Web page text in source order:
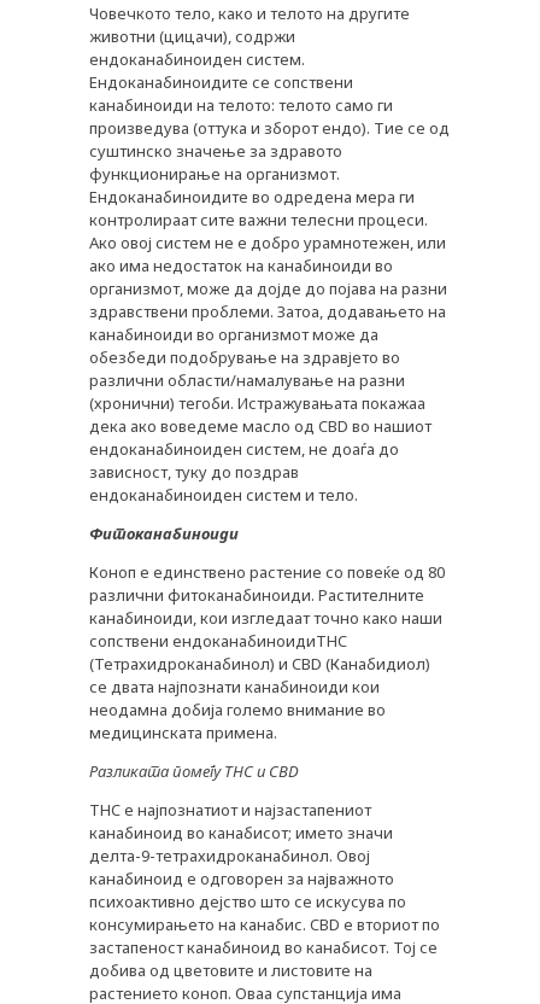
PLUSPHARMA
АПТЕКИ
ПРЕПОРАКИ
СОВЕТИ
СПИСАНИЕ
КАРИЕРА
КОНТАКТ
Човечкото тело, како и телото на другите
животни (цицачи), содржи
ендоканабиноиден систем.
Ендоканабиноидите се сопствени
канабиноиди на телото: телото само ги
произведува (оттука и зборот ендо). Тие се од
суштинско значење за здравото
функционирање на организмот.
Ендоканабиноидите во одредена мера ги
контролираат сите важни телесни процеси.
Ако овој систем не е добро урамнотежен, или
ако има недостаток на канабиноиди во
организмот, може да дојде до појава на разни
здравствени проблеми. Затоа, додавањето на
канабиноиди во организмот може да
обезбеди подобрување на здравјето во
различни области/намалување на разни
(хронични) тегоби. Истражувањата покажаа
дека ако воведеме масло од CBD во нашиот
ендоканабиноиден систем, не доаѓа до
зависност, туку до поздрав
ендоканабиноиден систем и тело.
Фитоканабиноиди
Коноп е единствено растение со повеќе од 80
различни фитоканабиноиди. Растителните
канабиноиди, кои изгледаат точно како наши
сопствени ендоканабиноидиTHC
(Тетрахидроканабинол) и CBD (Канабидиол)
се двата најпознати канабиноиди кои
неодамна добија големо внимание во
медицинската примена.
Разликатапомеѓу THC и CBD
THC е најпознатиот и најзастапениот
канабиноид во канабисот; името значи
делта-9-тетрахидроканабинол. Овој
канабиноид е одговорен за најважното
психоактивно дејство што се искусува по
консумирањето на канабис. CBD е вториот по
застапеност канабиноид во канабисот. Тој се
добива од цветовите и листовите на
растението коноп. Оваа супстанција има